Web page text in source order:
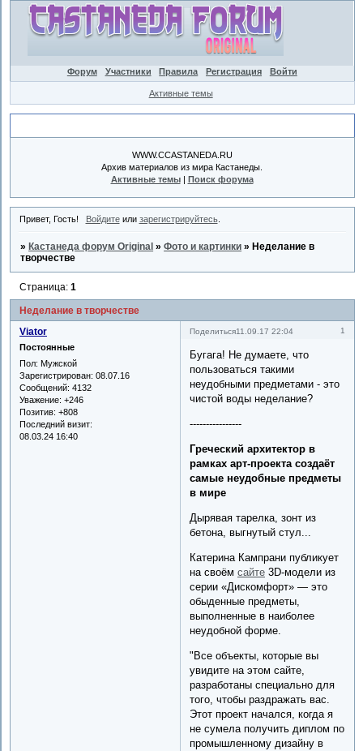
Форум Участники Правила Регистрация Войти
Активные темы
WWW.CCASTANEDA.RU
Архив материалов из мира Кастанеды.
Активные темы| Поиск форума
Привет, Гость! Войдитеили зарегистрируйтесь.
» Кастанеда форум Original »Фото и картинки » Неделание в
творчестве
Неделание в творчестве
Страница:1
Поделиться 1
11.09.17 22:04
Viator
Постоянные
Пол: Мужской
Зарегистрирован: 08.07.16
Сообщений: 4132
Уважение: +246
Позитив: +808
Последний визит:
08.03.24 16:40
Бугага! Не думаете, что
пользоваться такими
неудобными предметами - это
чистой воды неделание?
----------------
Греческий архитектор в
рамках арт-проекта создаёт
самые неудобные предметы
в мире
Дырявая тарелка, зонт из
бетона, выгнутый стул...
Катерина Кампрани публикует
на своёмсайте 3D-модели из
серии «Дискомфорт» — это
обыденные предметы,
выполненные в наиболее
неудобной форме.
"Все объекты, которые вы
увидите на этом сайте,
разработаны специально для
того, чтобы раздражать вас.
Этот проект начался, когда я
не сумела получить диплом по
промышленному дизайну в